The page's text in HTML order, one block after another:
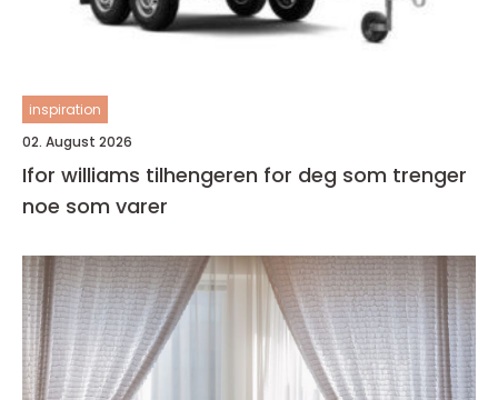
inspiration
02. August 2026
Ifor williams tilhengeren for deg som trenger
noe som varer